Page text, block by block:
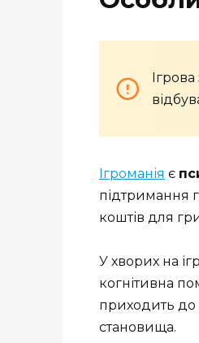
Ігроманія є
підтримання
коштів для
У хворих на
когнітивна
приходить до
становища.